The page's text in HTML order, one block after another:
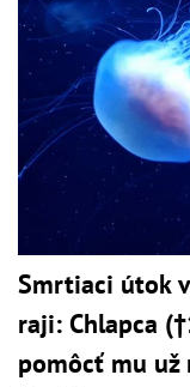
Smrtiaci útok
raji: Chlapca
pomôcť mu už